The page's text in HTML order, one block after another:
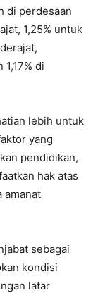
di perdesaan
1,25% untuk
di
lebih untuk
yang
pendidikan,
hak atas
amanat
sebagai
kondisi
latar